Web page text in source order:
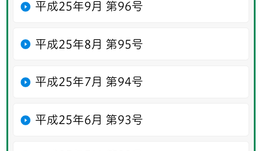
平成25年9月 第96号
平成25年8月 第95号
平成25年7月 第94号
平成25年6月 第93号